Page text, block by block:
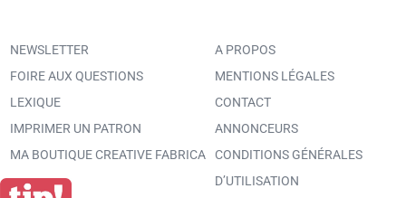
NEWSLETTER
FOIRE AUX QUESTIONS
LEXIQUE
IMPRIMER UN PATRON
MA BOUTIQUE CREATIVE FABRICA
A PROPOS
MENTIONS LÉGALES
CONTACT
ANNONCEURS
CONDITIONS GÉNÉRALES
D’UTILISATION